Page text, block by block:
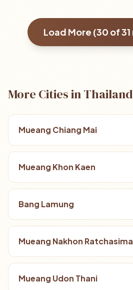
Load More (30 of31
More Cities in Thailand
Mueang Chiang Mai
Mueang Khon Kaen
Bang Lamung
Mueang Nakhon Ratchasima
Mueang Udon Thani